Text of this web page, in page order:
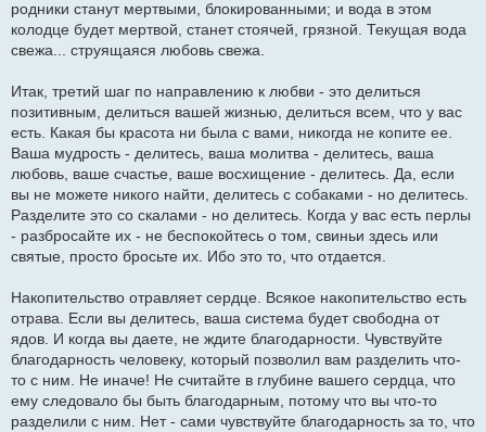
родники станут мертвыми, блокированными; и вода в этом
колодце будет мертвой, станет стоячей, грязной. Текущая вода
свежа... струящаяся любовь свежа.
Итак, третий шаг по направлению к любви - это делиться
позитивным, делиться вашей жизнью, делиться всем, что у вас
есть. Какая бы красота ни была с вами, никогда не копите ее.
Ваша мудрость - делитесь, ваша молитва - делитесь, ваша
любовь, ваше счастье, ваше восхищение - делитесь. Да, если
вы не можете никого найти, делитесь с собаками - но делитесь.
Разделите это со скалами - но делитесь. Когда у вас есть перлы
- разбросайте их - не беспокойтесь о том, свиньи здесь или
святые, просто бросьте их. Ибо это то, что отдается.
Накопительство отравляет сердце. Всякое накопительство есть
отрава. Если вы делитесь, ваша система будет свободна от
ядов. И когда вы даете, не ждите благодарности. Чувствуйте
благодарность человеку, который позволил вам разделить что-
то с ним. Не иначе! Не считайте в глубине вашего сердца, что
ему следовало бы быть благодарным, потому что вы что-то
разделили с ним. Нет - сами чувствуйте благодарность за то, что